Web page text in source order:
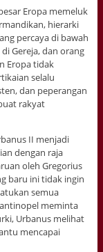
Eropa memeluk
hierarki
percaya di bawah
Gereja, dan orang
Eropa tidak
selalu
dan peperangan
rakyat
II menjadi
dengan raja
oleh Gregorius
baru ini tidak ingin
semua
meminta
Urbanus melihat
mencapai